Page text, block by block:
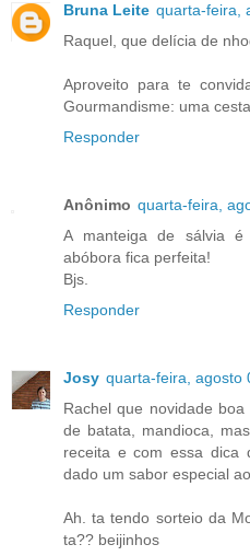
Bruna Leite quarta-feira,
Raquel, que delícia de
Aproveito para te
Gourmandisme: uma
Responder
Anônimo quarta-feira,
A manteiga de sálvia
abóbora fica perfeita!
Bjs.
Responder
Josy quarta-feira, agosto
Rachel que novidade
de batata, mandioca,
receita e com essa dica
dado um sabor especial
Ah. ta tendo sorteio da
ta?? beijinhos